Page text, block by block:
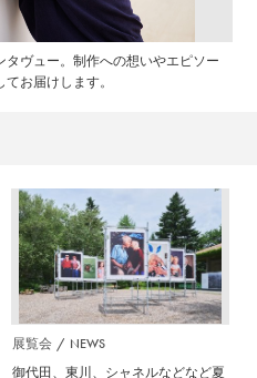
ヴュー。制作への想いやエピソー
お届けします。
展覧会 NEWS
御代田、東川、シャネルなどなど夏